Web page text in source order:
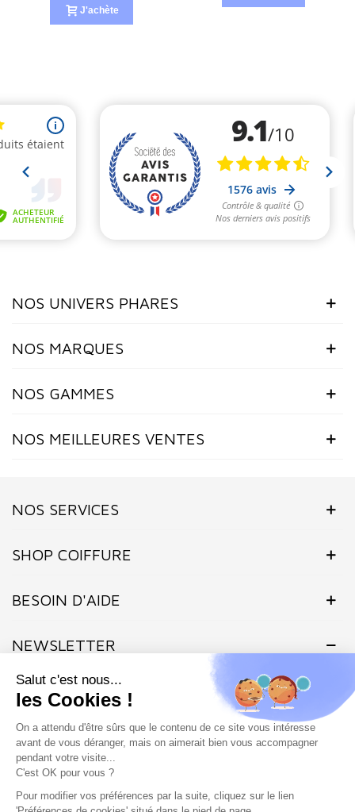
J'achète
NOS UNIVERS PHARES
NOS MARQUES
NOS GAMMES
NOS MEILLEURES VENTES
NOS SERVICES
SHOP COIFFURE
BESOIN D'AIDE
NEWSLETTER
Inscrivez-vous dès maintenant à notre Newsletter et recevez en
exclusivité nos offres flashs, promotions et actualités.
Site protégé par reCAPTCHA.
Marchand approuvé par la Société des Avis Garantis, cliquez ici pour